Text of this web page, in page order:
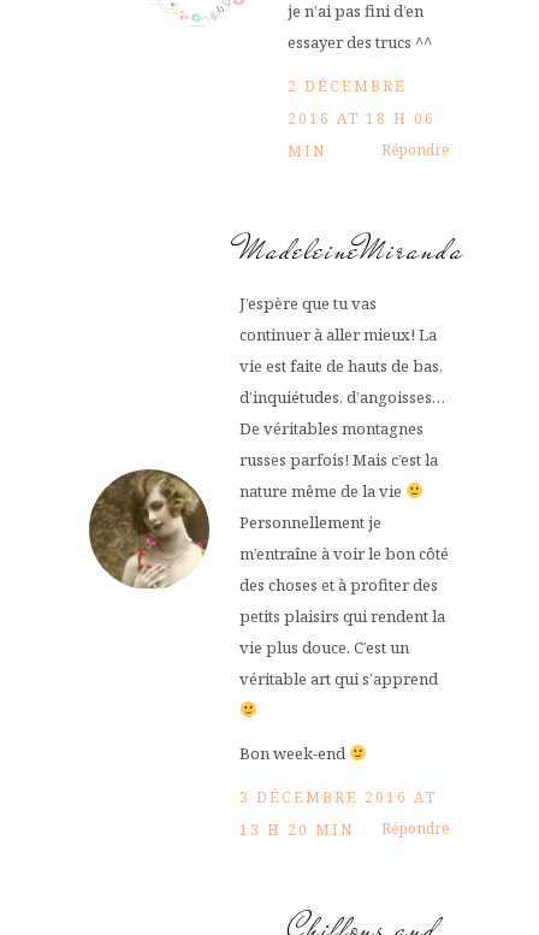
je n’ai pas fini d’en
essayer des trucs ^^
2 DÉCEMBRE
2016 AT 18 H 06
MIN
Répondre
MadeleineMiranda
J’espère que tu vas
continuer à aller mieux! La
vie est faite de hauts de bas,
d’inquiétudes, d’angoisses…
De véritables montagnes
russes parfois! Mais c’est la
nature même de la vie
Personnellement je
m’entraîne à voir le bon côté
des choses et à profiter des
petits plaisirs qui rendent la
vie plus douce. C’est un
véritable art qui s’apprend
Bon week-end
3 DÉCEMBRE 2016 AT
13 H 20 MIN
Répondre